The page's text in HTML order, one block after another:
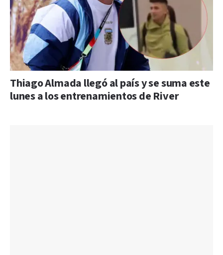
Thiago Almada llegó al país y se suma este
lunes a los entrenamientos de River